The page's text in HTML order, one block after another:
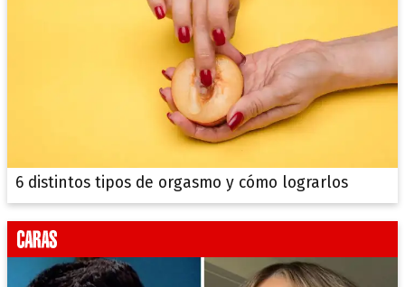
6 distintos tipos de orgasmo y cómo lograrlos